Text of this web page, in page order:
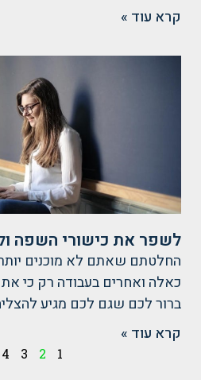
קרא עוד »
לשפר את כישורי השפה
החלטתם שאתם לא מוכנים
כאלה ואחרים בעבודה רק כי
ברור לכם שגם לכם מגיע
קרא עוד »
1
2
3
4